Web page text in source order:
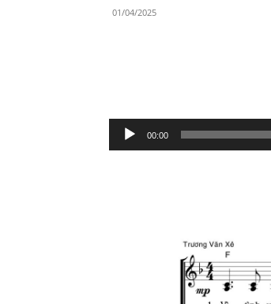
01/04/2025
Trình
phát
00:00